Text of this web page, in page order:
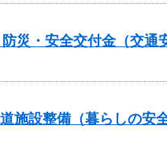
・安全交付金（交通
設整備（暮らしの安